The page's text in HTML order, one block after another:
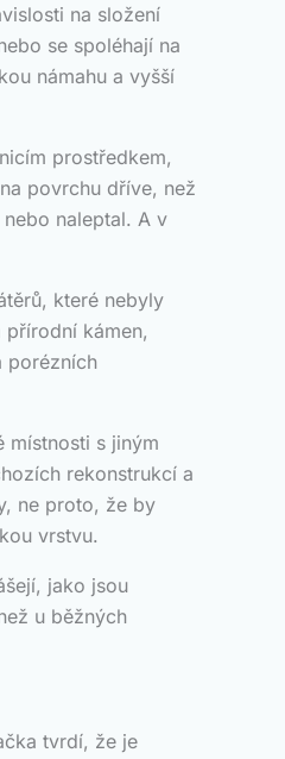
na složení
se spoléhají na
námahu a vyšší
prostředkem,
povrchu dříve, než
naleptal. A v
které nebyly
kámen,
porézních
místnosti s jiným
rekonstrukcí a
ne proto, že by
vrstvu.
jako jsou
u běžných
tvrdí, že je